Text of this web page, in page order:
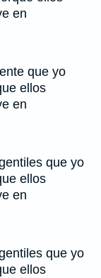
en
que yo
ellos
en
que yo
ellos
en
que yo
ellos